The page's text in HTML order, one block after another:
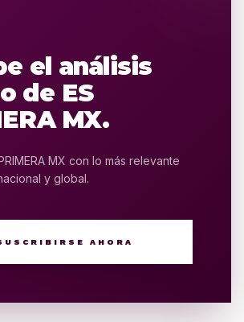
el análisis
de ES
MX.
MX con lo más relevante
y global.
AHORA